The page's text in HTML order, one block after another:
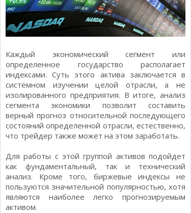
Каждый экономический сегмент или
определенное государство располагает
индексами. Суть этого актива заключается в
системном изучении целой отрасли, а не
изолированного предприятия. В итоге, анализ
сегмента экономики позволит составить
верный прогноз относительной последующего
состояний определенной отрасли, естественно,
что трейдер также может на этом заработать.
Для работы с этой группой активов подойдет
как фундаментальный, так и технический
анализ. Кроме того, биржевые индексы не
пользуются значительной популярностью, хотя
являются наиболее легко прогнозируемым
активом.